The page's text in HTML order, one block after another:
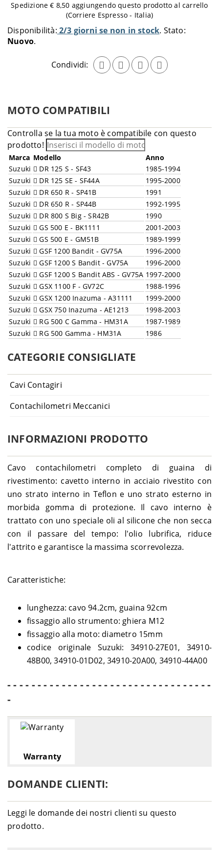
Disponibilità: 2/3 giorni se non in stock Stato:
Nuovo
Condividi:
aggiungere
carrello
Spedizione € 8,50 aggiungendo questo prodotto al carrello
(Corriere Espresso - Italia)
MOTO COMPATIBILI
Controlla se la tua moto è compatibile con questo
prodotto!
Marca Modello
Anno
Suzuki
DR 125 S - SF43
1985-1994
Suzuki
DR 125 SE - SF44A
1995-2000
Suzuki
DR 650 R - SP41B
1991
Suzuki
DR 650 R - SP44B
1992-1995
Suzuki
DR 800 S Big - SR42B
1990
Suzuki
GS 500 E - BK1111
2001-2003
Suzuki
GS 500 E - GM51B
1989-1999
Suzuki
GSF 1200 Bandit - GV75A
1996-2000
Suzuki
GSF 1200 S Bandit - GV75A
1996-2000
Suzuki
GSF 1200 S Bandit ABS - GV75A 1997-2000
Suzuki
GSX 1100 F - GV72C
1988-1996
Suzuki
GSX 1200 Inazuma - A31111
1999-2000
Suzuki
GSX 750 Inazuma - AE1213
1998-2003
Suzuki
RG 500 C Gamma - HM31A
1987-1989
Suzuki
RG 500 Gamma - HM31A 1986
CATEGORIE CONSIGLIATE
Cavi Contagiri
Contachilometri Meccanici
INFORMAZIONI PRODOTTO
Cavo contachilometri completo di guaina di
rivestimento: cavetto interno in acciaio rivestito con
uno strato interno in Teflon e uno strato esterno in
morbida gomma di protezione. Il cavo interno è
trattato con uno speciale oli al silicone che non secca
con il passare del tempo: l'olio lubrifica, riduce
l'attrito e garantisce la massima scorrevolezza.
Caratteristiche:
lunghezza: cavo 94.2cm, guaina 92cm
fissaggio allo strumento: ghiera M12
fissaggio alla moto: diametro 15mm
codice originale Suzuki: 34910-27E01, 34910-
48B00, 34910-01D02, 34910-20A00, 34910-44A00
- - - - - - - - - - - - - - - - - - - - - - - - - - - - - - - - - -
-
Warranty
DOMANDE CLIENTI:
Leggi le domande dei nostri clienti su questo
prodotto.